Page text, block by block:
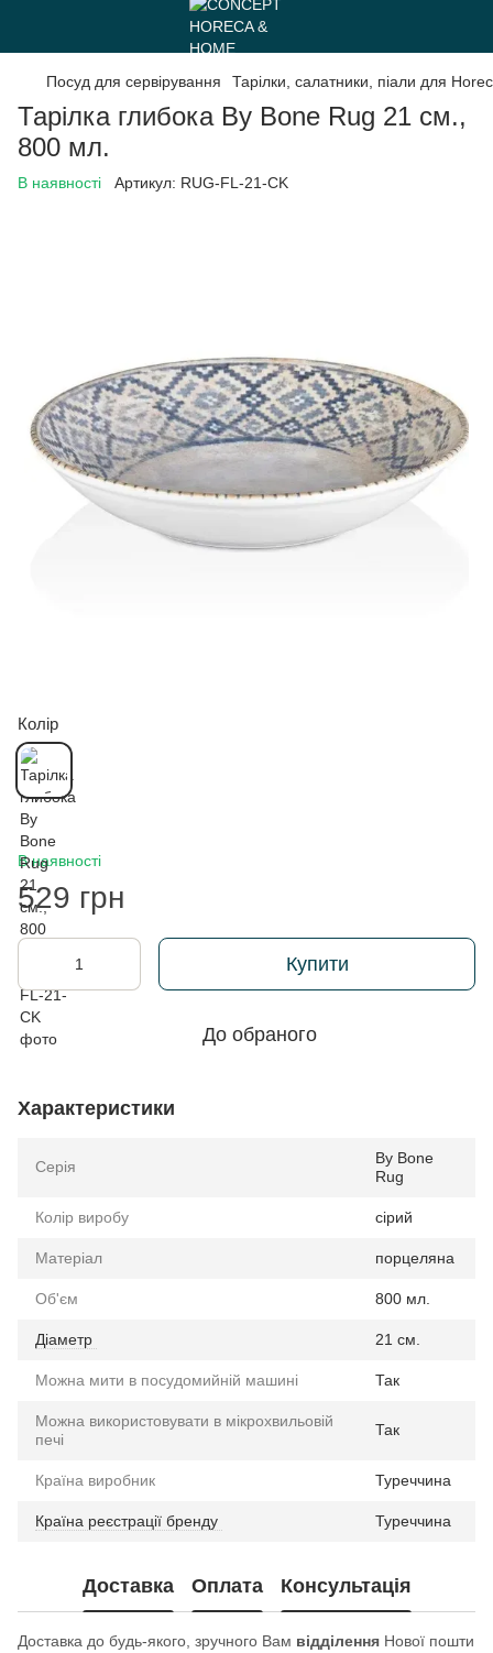
Посуд для сервірування Тарілки, салатники, піали для
Тарілка глибока By Bone Rug 21 см.,
800 мл.
В наявності Артикул: RUG-FL-21-CK
Колір
В наявності
529 грн
Купити
До обраного
Характеристики
Серія
By Bone
Rug
Колір виробу сірий
Матеріал порцеляна
Об'єм 800 мл.
Діаметр 21 см.
Можна мити в посудомийній машині Так
Можна використовувати в мікрохвильовій
печі
Так
Країна виробник Туреччина
Країна реєстрації бренду Туреччина
Доставка Оплата Консультація
Доставка до будь-якого, зручного Вам відділення Нової пошти